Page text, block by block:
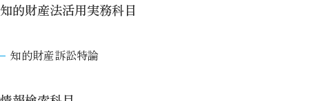
知的財産法活用実務科目
知的財産訴訟特論